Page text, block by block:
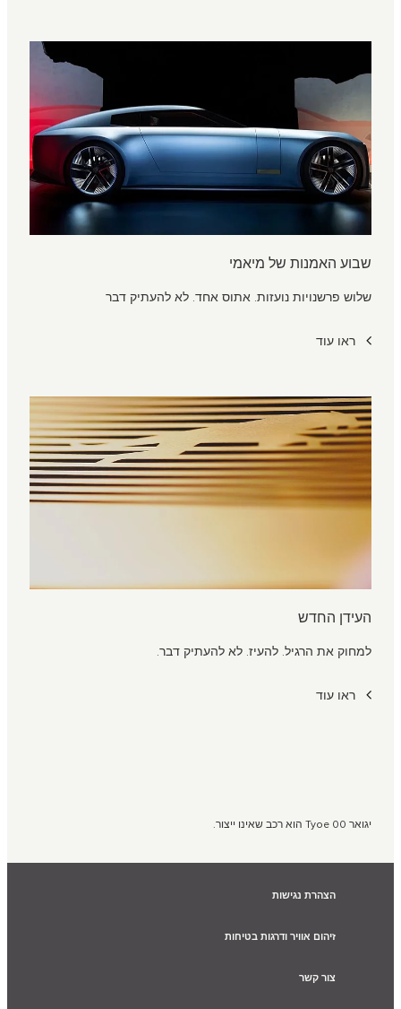
שבוע האמנות של מיאמי
שלוש פרשנויות נועזות. אתוס אחד. לא להעתיק דבר
ראו עוד
העידן החדש
למחוק את הרגיל. להעיז. לא להעתיק דבר.
ראו עוד
יגואר Tyoe 00 הוא רכב שאינו ייצור.
הצהרת נגישות
זיהום אוויר ודרגות בטיחות
צור קשר